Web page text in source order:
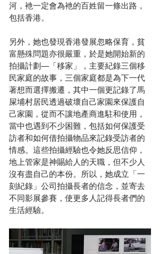
河，衪一定會為衪的百姓留一條出路，
包括香港。
另外，她也發現香港發展忽略保育，貧
富懸殊問題亦很嚴重，於是她開始新的
拍攝計劃—「移家」，主要紀錄三個移
民家庭的故事，三個家庭都是為下一代
著想而選擇搬遷，其中一個更記錄了馬
屎埔村居民透過破壞自己家園來保護自
己家園，從而不讓地產商進駐和使用，
當中也遇到不少困難，包括如何保護受
訪者和如何借拍攝物品來記錄受訪者的
情感。這些拍攝經驗也令她反思信仰，
地上管家是神賜給人的天職，但不少人
沒有盡自己的本份。所以，她成立「一
刻紀錄」公司拍攝長者的信念，並寄去
不同影展參賽，使更多人記得長者們的
生活經驗。